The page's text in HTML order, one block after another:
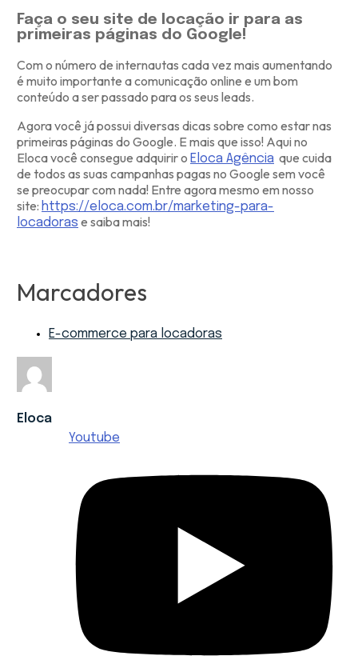
Faça o seu site de locação ir para as
primeiras páginas do Google!
Com o número de internautas cada vez mais aumentando
é muito importante a comunicação online e um bom
conteúdo a ser passado para os seus leads.
Agora você já possui diversas dicas sobre como estar nas
primeiras páginas do Google. E mais que isso! Aqui no
Eloca você consegue adquirir o Eloca Agência que cuida
de todos as suas campanhas pagas no Google sem você
se preocupar com nada! Entre agora mesmo em nosso
site: https://eloca.com.br/marketing-para-
locadoras e saiba mais!
Marcadores
E-commerce para locadoras
Eloca
Youtube